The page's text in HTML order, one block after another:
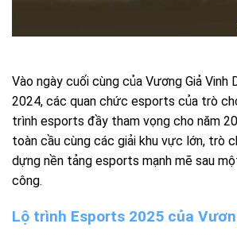
Vào ngày cuối cùng của Vương Giả Vinh
2024, các quan chức esports của trò
trình esports đầy tham vọng cho năm
toàn cầu cùng các giải khu vực lớn, trò
dựng nền tảng esports mạnh mẽ sau
công.
Lộ trình Esports 2025 của